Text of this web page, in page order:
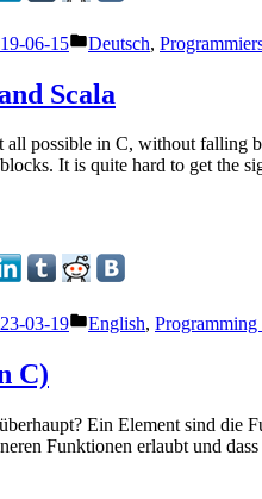
06-15
Veröffentlicht
Deutsch,
Scala
all possible in C, without falling
It is quite hard to get the
03-19
Veröffentlicht
English, Programming
C)
Ein Element sind die
Funktionen erlaubt und